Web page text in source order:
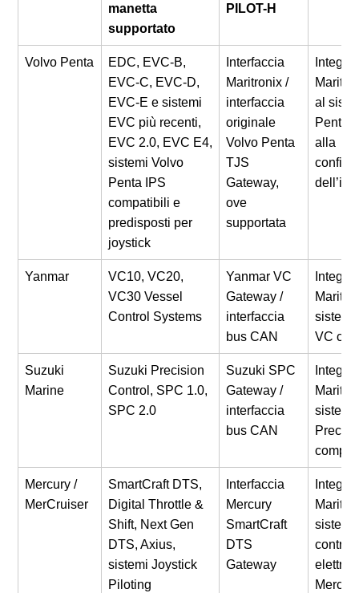
manetta
supportato
PILOT-H
Volvo Penta
EDC, EVC-B,
EVC-C, EVC-D,
EVC-E e sistemi
EVC più recenti,
EVC 2.0, EVC E4,
sistemi Volvo
Penta IPS
compatibili e
predisposti per
joystick
Interfaccia
Maritronix /
interfaccia
originale
Volvo Penta
TJS
Gateway,
ove
supportata
al
Penta
alla
Yanmar
VC10, VC20,
VC30 Vessel
Control Systems
Yanmar VC
Gateway /
interfaccia
bus CAN
sistemi
VC
Suzuki
Marine
Suzuki Precision
Control, SPC 1.0,
SPC 2.0
Suzuki SPC
Gateway /
interfaccia
bus CAN
sistemi
Mercury /
MerCruiser
SmartCraft DTS,
Digital Throttle &
Shift, Next Gen
DTS, Axius,
sistemi Joystick
Piloting
Interfaccia
Mercury
SmartCraft
DTS
Gateway
sistemi